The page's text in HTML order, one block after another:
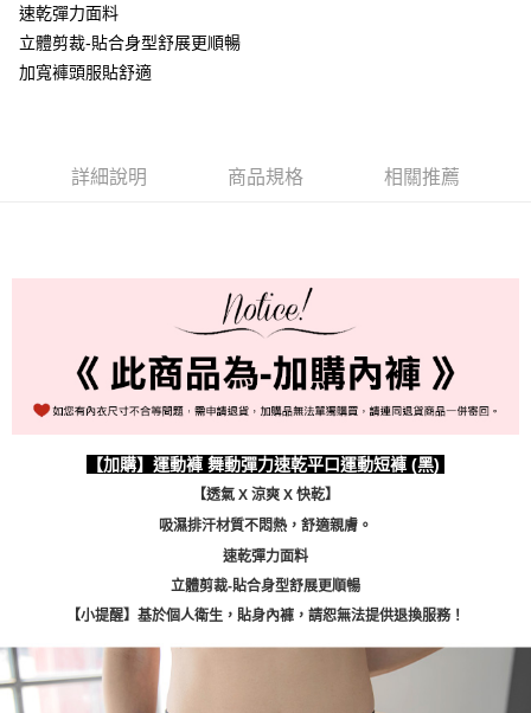
每筆NT$60，滿NT$999(含以上)免運費
宅配-新竹貨運
速乾彈力面料
立體剪裁-貼合身型舒展更順暢
加寬褲頭服貼舒適
詳細說明 商品規格 相關推薦
【加購】運動褲 舞動彈力速乾平口運動短褲 (黑)
【透氣 X 涼爽 X 快乾】
吸濕排汗材質不悶熱，舒適親膚。
速乾彈力面料
立體剪裁-貼合身型舒展更順暢
【小提醒】基於個人衛生，貼身內褲，請恕無法提供退換服務！